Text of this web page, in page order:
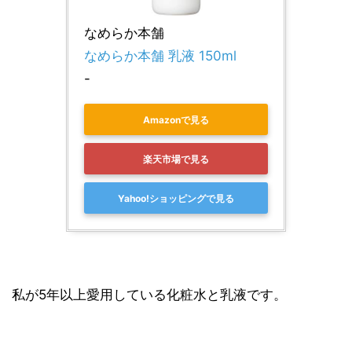
なめらか本舗
なめらか本舗 乳液 150ml
-
Amazonで見る
楽天市場で見る
Yahoo!ショッピングで見る
私が5年以上愛用している化粧水と乳液です。